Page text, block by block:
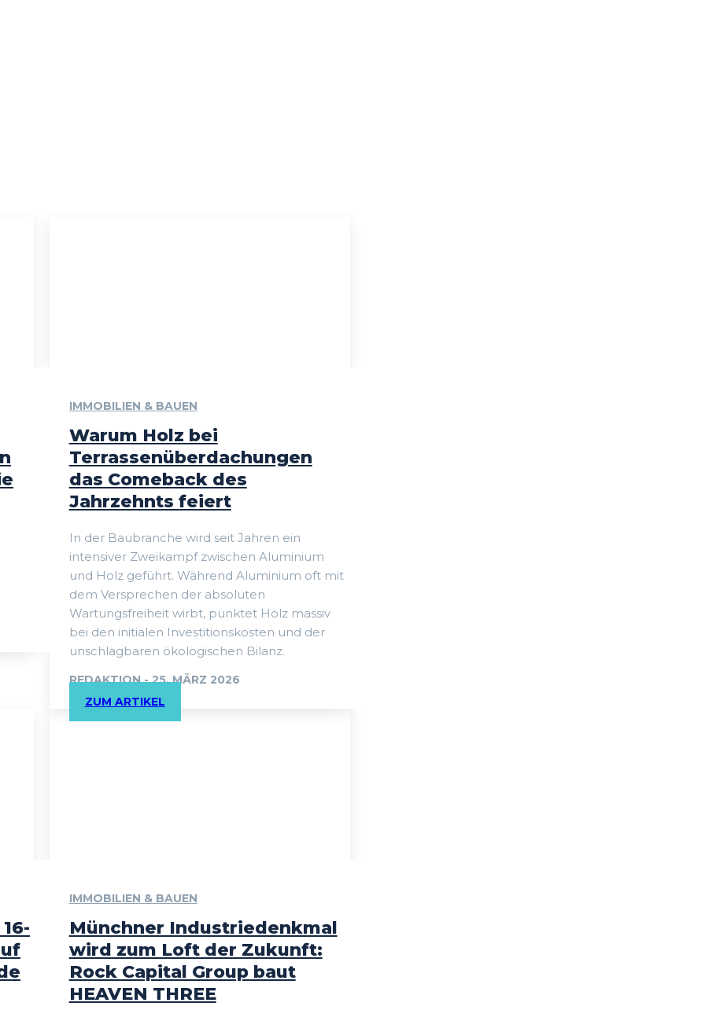
IMMOBILIEN & BAUEN
Warum Holz bei
Terrassenüberdachungen
das Comeback des
Jahrzehnts feiert
In der Baubranche wird seit Jahren ein
intensiver Zweikampf zwischen Aluminium
und Holz geführt. Während Aluminium oft mit
dem Versprechen der absoluten
Wartungsfreiheit wirbt, punktet Holz massiv
bei den initialen Investitionskosten und der
unschlagbaren ökologischen Bilanz.
REDAKTION - 25. MÄRZ 2026
ZUM ARTIKEL
IMMOBILIEN & BAUEN
Münchner Industriedenkmal
wird zum Loft der Zukunft:
Rock Capital Group baut
HEAVEN THREE